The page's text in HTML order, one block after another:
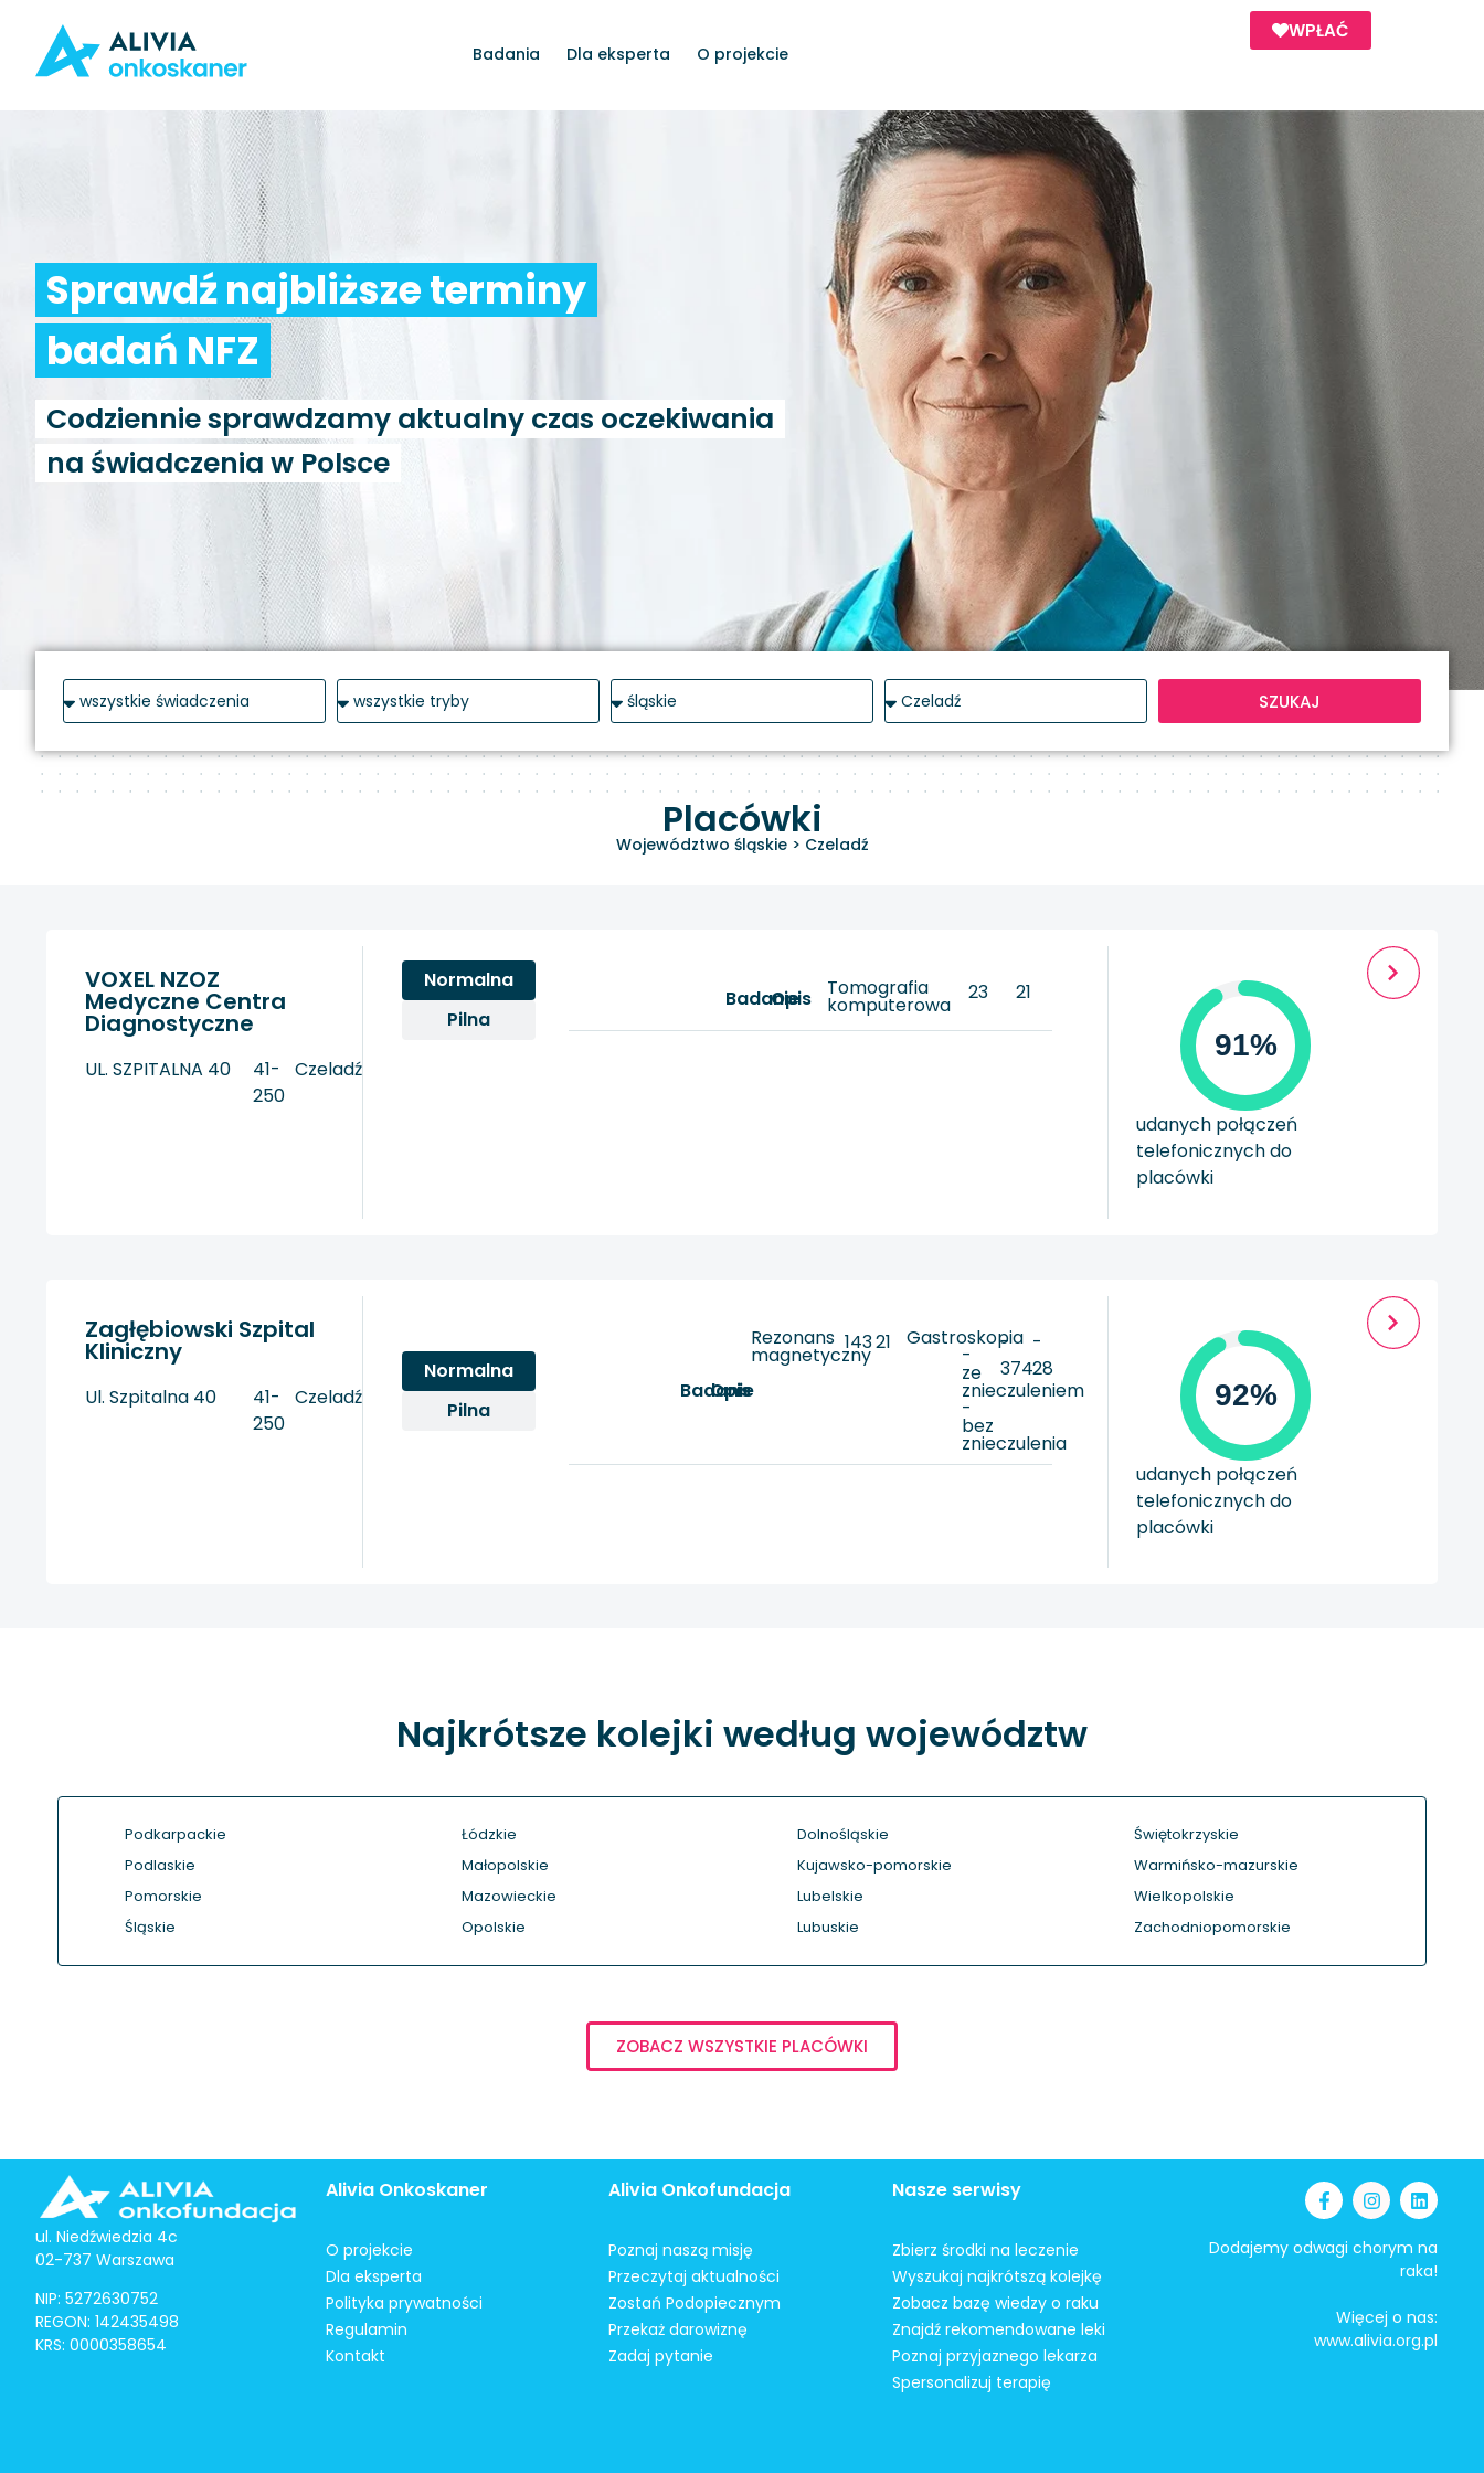
Badania Dla eksperta O projekcie
WPŁAĆ
Sprawdź najbliższe terminy
badań NFZ
Codziennie sprawdzamy aktualny czas oczekiwania
na świadczenia w Polsce
SZUKAJ
Placówki
Województwo śląskie> Czeladź
VOXEL NZOZ
Medyczne Centra
Diagnostyczne
UL. SZPITALNA 40
41-
250
Czeladź
Normalna
Pilna
Badanie
Opis Tomografia
komputerowa
23 21
91%
udanych połączeń
telefonicznych do
placówki
Zagłębiowski Szpital
Kliniczny
Ul. Szpitalna 40
41-
250
Czeladź
Normalna
Pilna
Badanie
Opis
Rezonans
magnetyczny
14321 Gastroskopia
-
ze
znieczuleniem
-
bez
znieczulenia
-
374
-
28
92%
udanych połączeń
telefonicznych do
placówki
Najkrótsze kolejki według województw
Podkarpackie
Podlaskie
Pomorskie
Śląskie
Łódzkie
Małopolskie
Mazowieckie
Opolskie
Dolnośląskie
Kujawsko-pomorskie
Lubelskie
Lubuskie
Świętokrzyskie
Warmińsko-mazurskie
Wielkopolskie
Zachodniopomorskie
ZOBACZ WSZYSTKIE PLACÓWKI
ul. Niedźwiedzia 4c
02-737 Warszawa
NIP: 5272630752
REGON: 142435498
KRS: 0000358654
Alivia Onkoskaner
O projekcie
Dla eksperta
Polityka prywatności
Regulamin
Kontakt
Alivia Onkofundacja
Poznaj naszą misję
Przeczytaj aktualności
Zostań Podopiecznym
Przekaż darowiznę
Zadaj pytanie
Nasze serwisy
Zbierz środki na leczenie
Wyszukaj najkrótszą kolejkę
Zobacz bazę wiedzy o raku
Znajdź rekomendowane leki
Poznaj przyjaznego lekarza
Spersonalizuj terapię
Dodajemy odwagi chorym na
raka!
Więcej o nas:
www.alivia.org.pl